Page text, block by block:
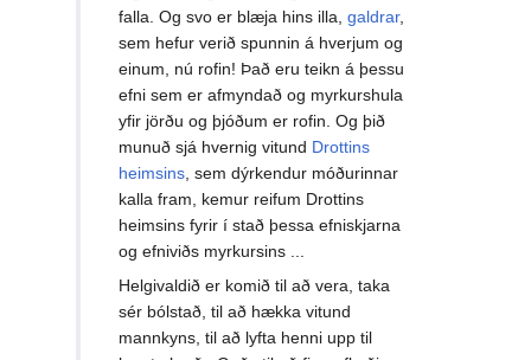
falla. Og svo er blæja hins illa, galdrar,
sem hefur verið spunnin á hverjum og
einum, nú rofin! Það eru teikn á þessu
efni sem er afmyndað og myrkurshula
yfir jörðu og þjóðum er rofin. Og þið
munuð sjá hvernig vitund Drottins
heimsins, sem dýrkendur móðurinnar
kalla fram, kemur reifum Drottins
heimsins fyrir í stað þessa efniskjarna
og efniviðs myrkursins ...
Helgivaldið er komið til að vera, taka
sér bólstað, til að hækka vitund
mannkyns, til að lyfta henni upp til